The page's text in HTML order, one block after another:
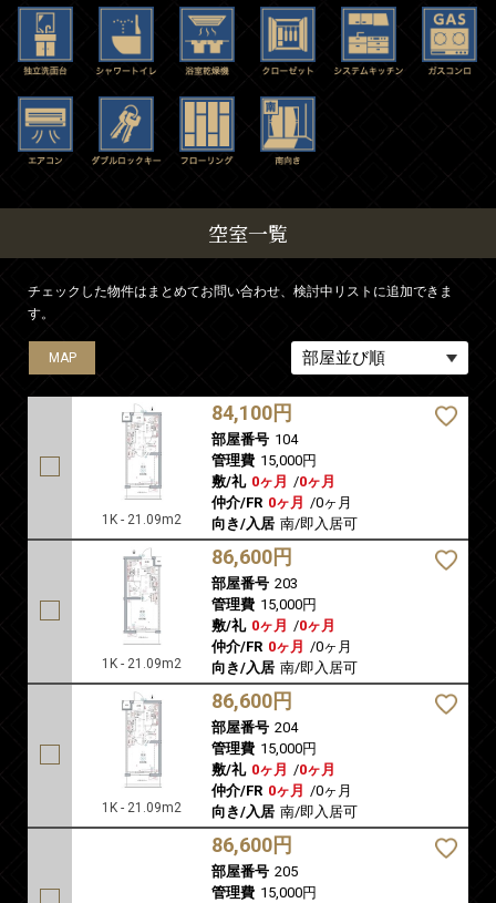
空室一覧
チェックした物件はまとめてお問い合わせ、検討中リストに追加できま
す。
MAP
1K - 21.09m2
84,100円
部屋番号 104
管理費 15,000円
敷/礼 0ヶ月 /0ヶ月
仲介/FR 0ヶ月 /0ヶ月
向き/入居 南/即入居可
MAP
1K - 21.09m2
86,600円
部屋番号 203
管理費 15,000円
敷/礼 0ヶ月 /0ヶ月
仲介/FR 0ヶ月 /0ヶ月
向き/入居 南/即入居可
MAP
1K - 21.09m2
86,600円
部屋番号 204
管理費 15,000円
敷/礼 0ヶ月 /0ヶ月
仲介/FR 0ヶ月 /0ヶ月
向き/入居 南/即入居可
MAP
86,600円
部屋番号 205
管理費 15,000円
MAP
MAP
MAP
MAP
MAP
MAP
MAP
MAP
MAP
MAP
MAP
MAP
MAP
MAP
MAP
MAP
MAP
MAP
MAP
MAP